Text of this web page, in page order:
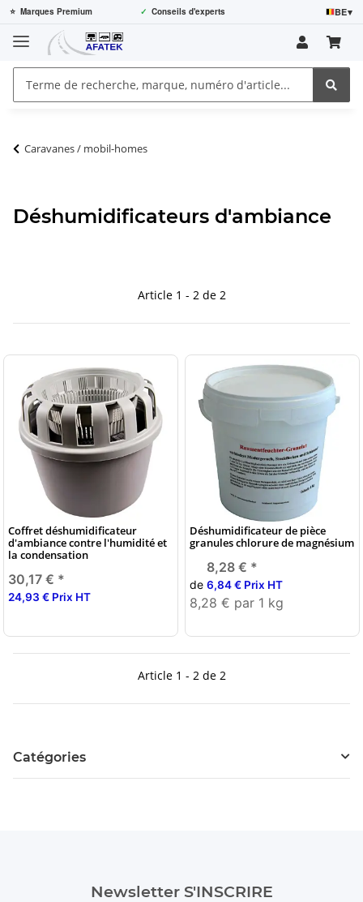
⭐ Marques Premium ✓ Conseils d'experts BE▾
Caravanes / mobil-homes
Déshumidificateurs d'ambiance
Article 1 - 2 de 2
Coffret déshumidificateur
d'ambiance contre l'humidité et
la condensation
30,17 € *
24,93 € Prix HT
Déshumidificateur de pièce
granules chlorure de magnésium
de
8,28 € *
6,84 € Prix HT
8,28 € par 1 kg
Article 1 - 2 de 2
Catégories
Newsletter S'INSCRIRE